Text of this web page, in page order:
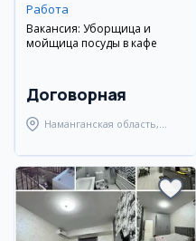
Работа
Вакансия: Уборщица и
мойщица посуды в кафе
Договорная
Наманганская область,